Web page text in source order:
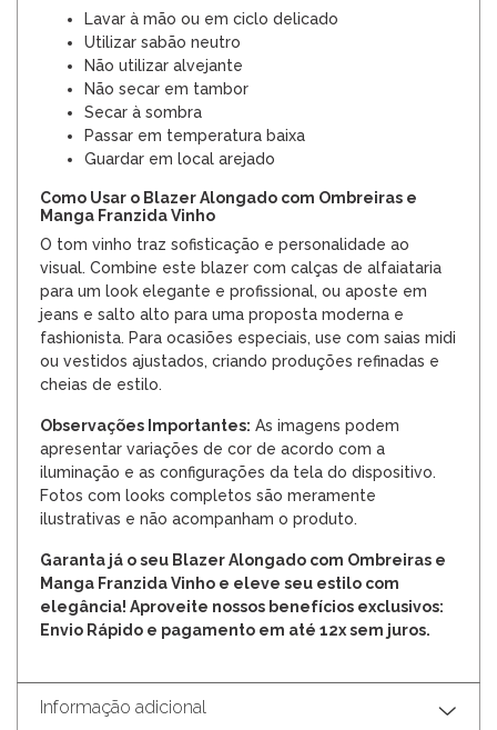
Lavar à mão ou em ciclo delicado
Utilizar sabão neutro
Não utilizar alvejante
Não secar em tambor
Secar à sombra
Passar em temperatura baixa
Guardar em local arejado
Como Usar o Blazer Alongado com Ombreiras e
Manga Franzida Vinho
O tom vinho traz sofisticação e personalidade ao
visual. Combine este blazer com calças de alfaiataria
para um look elegante e profissional, ou aposte em
jeans e salto alto para uma proposta moderna e
fashionista. Para ocasiões especiais, use com saias midi
ou vestidos ajustados, criando produções refinadas e
cheias de estilo.
Observações Importantes: As imagens podem
apresentar variações de cor de acordo com a
iluminação e as configurações da tela do dispositivo.
Fotos com looks completos são meramente
ilustrativas e não acompanham o produto.
Garanta já o seu Blazer Alongado com Ombreiras e
Manga Franzida Vinho e eleve seu estilo com
elegância! Aproveite nossos benefícios exclusivos:
Envio Rápido e pagamento em até 12x sem juros.
Informação adicional